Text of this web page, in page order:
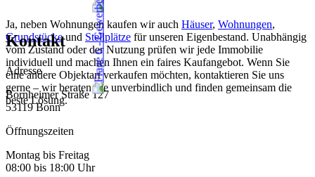
Ja, neben Wohnungen kaufen wir auch Häuser, Wohnungen,
Grundstückeund Stellplätze für unseren Eigenbestand. Unabhängig
vom Zustand oder der Nutzung prüfen wir jede Immobilie
individuell und machen Ihnen ein faires Kaufangebot. Wenn Sie
eine andere Objektart verkaufen möchten, kontaktieren Sie uns
gerne – wir beraten Sie unverbindlich und finden gemeinsam die
beste Lösung.
Kontakt
Adresse
Bornheimer Straße 127
53119 Bonn
Öffnungszeiten
Montag bis Freitag
08:00 bis 18:00 Uhr